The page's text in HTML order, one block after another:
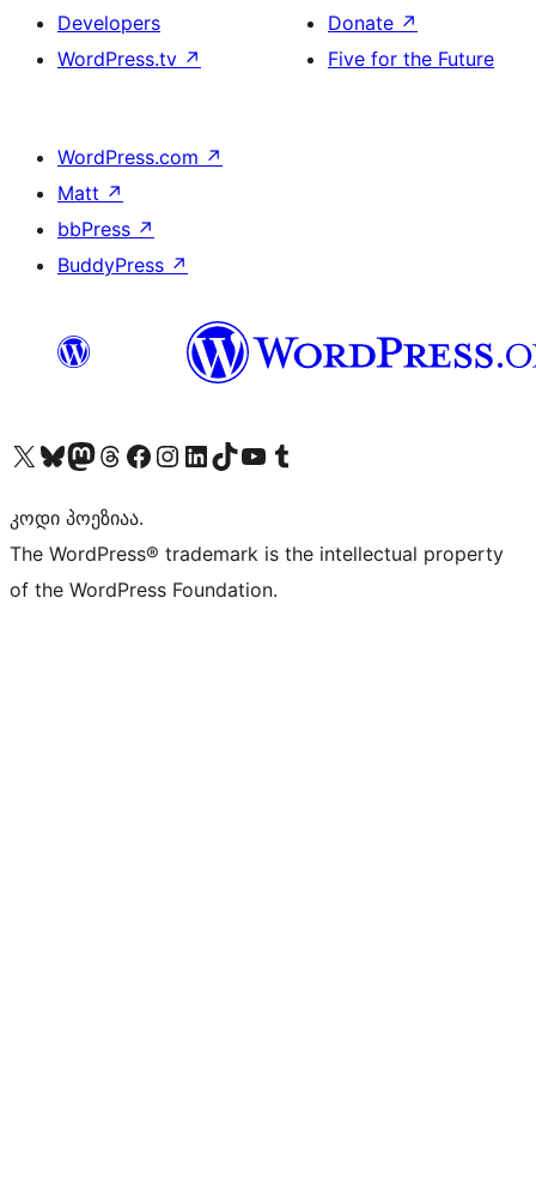
Developers
WordPress.tv ↗
Donate ↗
Five for the Future
WordPress.com ↗
Matt ↗
bbPress ↗
BuddyPress ↗
Visit our X (formerly Twitter) account
Visit our Bluesky account
Visit our Mastodon account
Visit our Threads account
Visit our Facebook page
Visit our Instagram account
Visit our LinkedIn account
Visit our TikTok account
Visit our YouTube channel
Visit our Tumblr account
კოდი პოეზიაა.
The WordPress® trademark is the intellectual property
of the WordPress Foundation.